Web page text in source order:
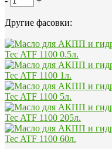
Другие фасовки: